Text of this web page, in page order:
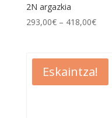
2N argazkia
293,00€– 418,00€
Eskaintza!